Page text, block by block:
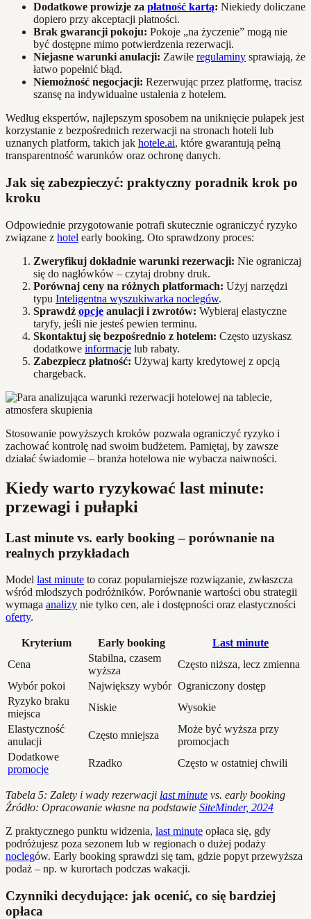
Dodatkowe prowizje za płatność kartą: Niekiedy doliczane
dopiero przy akceptacji płatności.
Brak gwarancji pokoju: Pokoje „na życzenie” mogą nie
być dostępne mimo potwierdzenia rezerwacji.
Niejasne warunki anulacji: Zawiłe regulaminy sprawiają, że
łatwo popełnić błąd.
Niemożność negocjacji: Rezerwując przez platformę, tracisz
szansę na indywidualne ustalenia z hotelem.
Według ekspertów, najlepszym sposobem na uniknięcie pułapek jest
korzystanie z bezpośrednich rezerwacji na stronach hoteli lub
uznanych platform, takich jak hotele.ai, które gwarantują pełną
transparentność warunków oraz ochronę danych.
Jak się zabezpieczyć: praktyczny poradnik krok po
kroku
Odpowiednie przygotowanie potrafi skutecznie ograniczyć ryzyko
związane z hotel early booking. Oto sprawdzony proces:
Zweryfikuj dokładnie warunki rezerwacji: Nie ograniczaj
się do nagłówków – czytaj drobny druk.
Porównaj ceny na różnych platformach: Użyj narzędzi
typu Inteligentna wyszukiwarka noclegów.
Sprawdź opcje anulacji i zwrotów: Wybieraj elastyczne
taryfy, jeśli nie jesteś pewien terminu.
Skontaktuj się bezpośrednio z hotelem: Często uzyskasz
dodatkowe informacje lub rabaty.
Zabezpiecz płatność: Używaj karty kredytowej z opcją
chargeback.
Stosowanie powyższych kroków pozwala ograniczyć ryzyko i
zachować kontrolę nad swoim budżetem. Pamiętaj, by zawsze
działać świadomie – branża hotelowa nie wybacza naiwności.
Kiedy warto ryzykować last minute:
przewagi i pułapki
Last minute vs. early booking – porównanie na
realnych przykładach
Model last minute to coraz popularniejsze rozwiązanie, zwłaszcza
wśród młodszych podróżników. Porównanie wartości obu strategii
wymaga analizy nie tylko cen, ale i dostępności oraz elastyczności
oferty.
Kryterium Early booking
Last minute
Cena
Stabilna, czasem
wyższa
Często niższa, lecz zmienna
Wybór pokoi
Największy wybór Ograniczony dostęp
Ryzyko braku
miejsca
Niskie
Wysokie
Elastyczność
anulacji
Często mniejsza
Może być wyższa przy
promocjach
Dodatkowe
promocje
Rzadko Często w ostatniej chwili
Tabela 5: Zalety i wady rezerwacji last minute vs. early booking
Źródło: Opracowanie własne na podstawie SiteMinder, 2024
Z praktycznego punktu widzenia, last minute opłaca się, gdy
podróżujesz poza sezonem lub w regionach o dużej podaży
noclegów. Early booking sprawdzi się tam, gdzie popyt przewyższa
podaż – np. w kurortach podczas wakacji.
Czynniki decydujące: jak ocenić, co się bardziej
opłaca